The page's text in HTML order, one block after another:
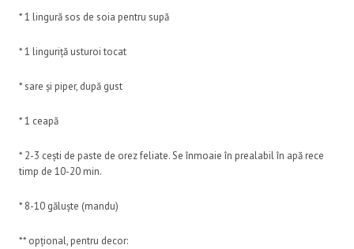
* 1 lingură sos de soia pentru supă
* 1 linguriță usturoi tocat
* sare și piper, după gust
* 1 ceapă
* 2-3 cești de paste de orez feliate. Se înmoaie în prealabil în apă rece
timp de 10-20 min.
* 8-10 găluște (mandu)
** opțional, pentru decor: